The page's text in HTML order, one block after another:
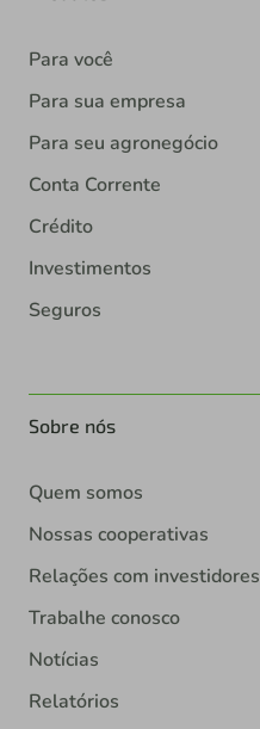
Para você
Para sua empresa
Para seu agronegócio
Conta Corrente
Crédito
Investimentos
Seguros
Sobre nós
Quem somos
Nossas cooperativas
Relações com investidores
Trabalhe conosco
Notícias
Relatórios